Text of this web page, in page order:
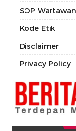
SOP Wartawan
Kode Etik
Disclaimer
Privacy Policy